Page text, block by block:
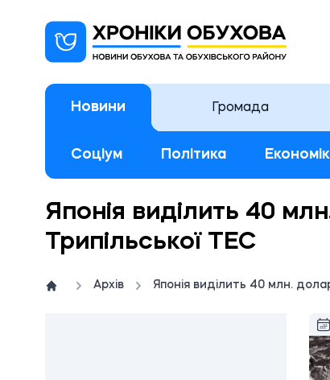
Новини Громада
Соціум Політика
Японія виділить 40
Трипільської ТЕС
Архів Японія виділить 40 млн.